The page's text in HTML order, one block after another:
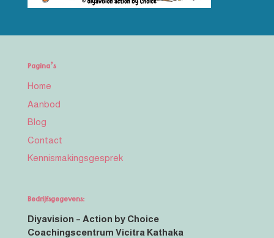
Pagina’s
Home
Aanbod
Blog
Contact
Kennismakingsgesprek
Bedrijfsgegevens:
Diyavision – Action by Choice
Coachingscentrum Vicitra Kathaka